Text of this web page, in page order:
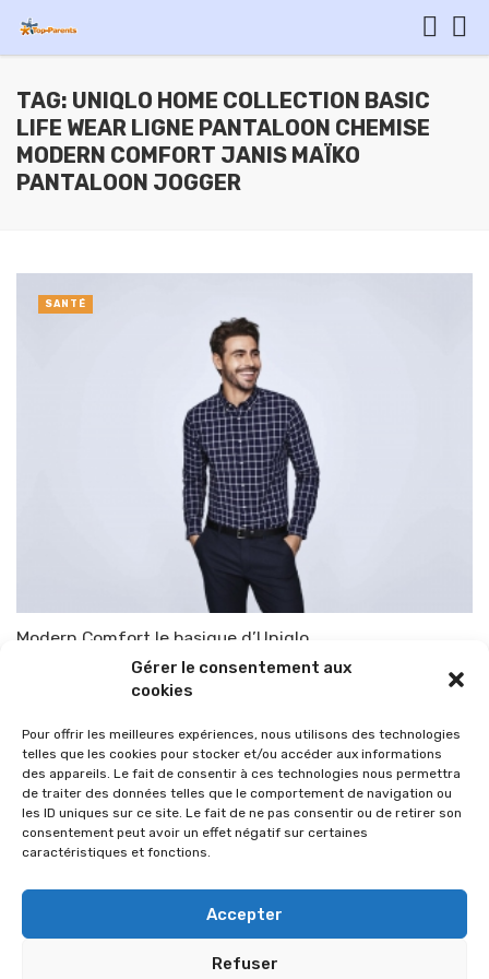
Gérer le consentement aux
cookies
Pour offrir les meilleures expériences, nous utilisons des technologies
telles que les cookies pour stocker et/ou accéder aux informations
des appareils. Le fait de consentir à ces technologies nous permettra
de traiter des données telles que le comportement de navigation ou
les ID uniques sur ce site. Le fait de ne pas consentir ou de retirer son
consentement peut avoir un effet négatif sur certaines
caractéristiques et fonctions.
Accepter
Refuser
TAG: UNIQLO HOME COLLECTION BASIC
LIFE WEAR LIGNE PANTALOON CHEMISE
MODERN COMFORT JANIS MAÏKO
PANTALOON JOGGER
Modern Comfort le basique d’Uniqlo
TOP-PARENTS 16 mars 2016
SANTÉ